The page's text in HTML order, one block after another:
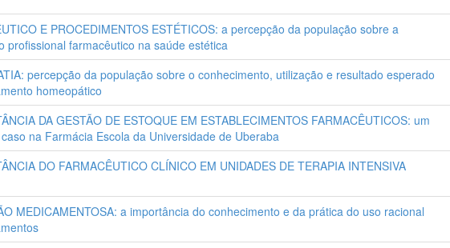
E PROCEDIMENTOS ESTÉTICOS: a percepção da população sobre a
profissional farmacêutico na saúde estética
percepção da população sobre o conhecimento, utilização e resultado esperado
homeopático
DA GESTÃO DE ESTOQUE EM ESTABLECIMENTOS FARMACÊUTICOS: um
na Farmácia Escola da Universidade de Uberaba
DO FARMACÊUTICO CLÍNICO EM UNIDADES DE TERAPIA INTENSIVA
MEDICAMENTOSA: a importância do conhecimento e da prática do uso racional